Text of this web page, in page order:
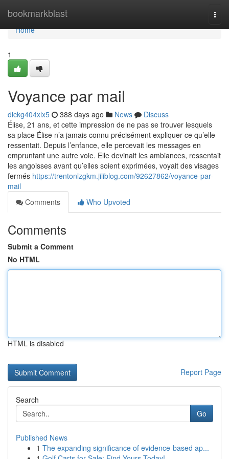
bookmarkblast
Home
Home
1
Voyance par mail
dickg404xlx5 388 days ago News
Discuss
Élise, 21 ans, et cette impression de ne pas se trouver lesquels
sa place Élise n’a jamais connu précisément expliquer ce qu’elle
ressentait. Depuis l’enfance, elle percevait les messages en
empruntant une autre voie. Elle devinait les ambiances, ressentait
les angoisses avant qu’elles soient exprimées, voyait des visages
fermés https://trentonlzgkm.jiliblog.com/92627862/voyance-par-
mail
Comments
Who Upvoted
Comments
Submit a Comment
No HTML
HTML is disabled
Report Page
Search
Go
Published News
1 The expanding significance of evidence-based ap...